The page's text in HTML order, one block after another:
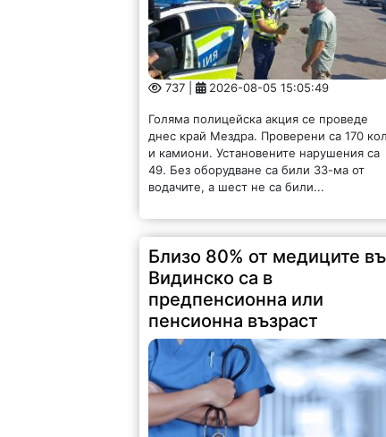
737 | 2026-08-05 15:05:49
Голяма полицейска акция се проведе
днес край Мездра. Проверени са 170
и камиони. Установените нарушения са
49. Без оборудване са били 33-ма от
водачите, а шест не са били...
Близо 80% от медиците
Видинско са в
предпенсионна или
пенсионна възраст